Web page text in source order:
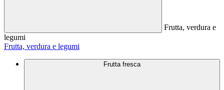
Frutta, verdura e
legumi
Frutta, verdura e legumi
Frutta fresca